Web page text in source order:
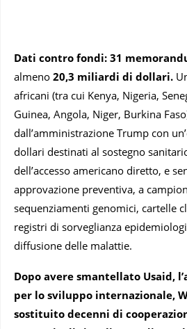
Dati contro fondi: 31
almeno 20,3 miliardi di dollari.
africani (tra cui Kenya, Nigeria,
Guinea, Angola, Niger, Burkina
dall’amministrazione Trump con
dollari destinati al sostegno
dell’accesso americano diretto, e
approvazione preventiva, a
sequenziamenti genomici, cartelle
registri di sorveglianza
diffusione delle malattie.
Dopo avere smantellato Usaid,
per lo sviluppo internazionale,
sostituito decenni di